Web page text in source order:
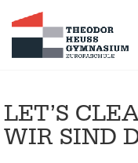
LET’S
WIR SIND